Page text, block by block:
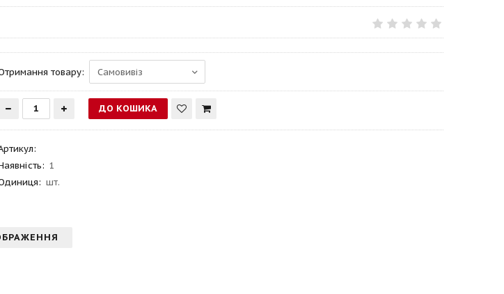
товару:
:
1
шт.